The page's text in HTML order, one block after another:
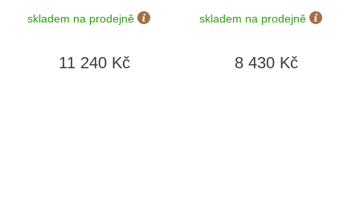
T116.617.11.057.01+
možnost výměny do 90
skladem na prodejně
11 240 Kč
T129.410.11.031.00+
prodloužená záruka 5
baterie zdarma +
skladem na prodejně
8 430 Kč